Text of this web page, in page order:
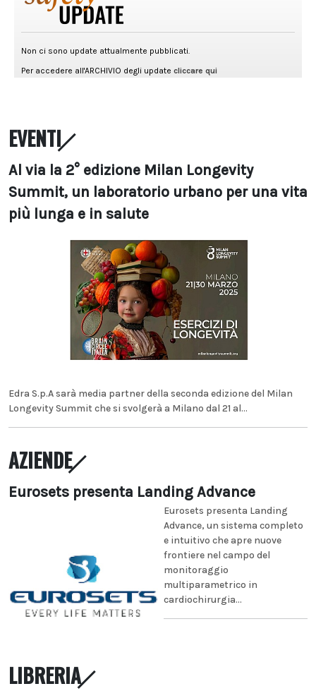
EVENTI
Al via la 2° edizione Milan Longevity
Summit, un laboratorio urbano per una vita
più lunga e in salute
Edra S.p.A sarà media partner della seconda edizione del Milan
Longevity Summit che si svolgerà a Milano dal 21 al...
AZIENDE
Eurosets presenta Landing Advance
Eurosets presenta Landing
Advance, un sistema completo
e intuitivo che apre nuove
frontiere nel campo del
monitoraggio
multiparametrico in
cardiochirurgia...
LIBRERIA